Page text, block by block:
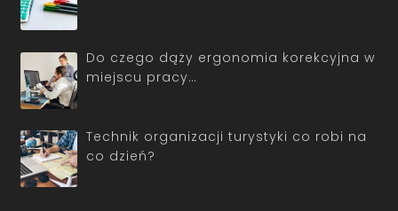
Do czego dąży ergonomia korekcyjna w
miejscu pracy…
Technik organizacji turystyki co robi na
co dzień?